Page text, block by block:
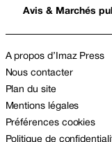
Avis & Marchés
A propos d’Imaz Press
Nous contacter
Plan du site
Mentions légales
Préférences cookies
Politique de